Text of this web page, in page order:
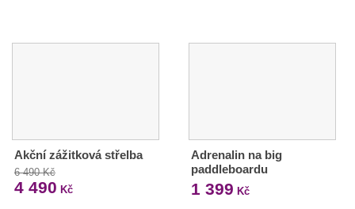
Akční zážitková střelba
6 490 Kč
4 490 Kč
Adrenalin na big
paddleboardu
1 399 Kč